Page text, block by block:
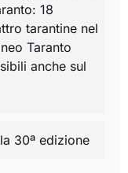
18
tarantine nel
Taranto
anche sul
30ª edizione